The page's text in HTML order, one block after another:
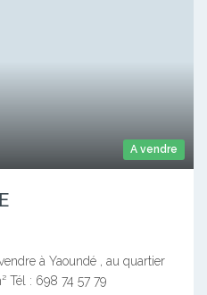
A vendre
à Yaoundé , au quartier
Tél : 698 74 57 79